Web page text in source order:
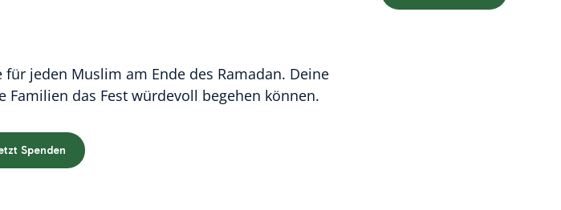
jeden Muslim am Ende des Ramadan. Deine
das Fest würdevoll begehen können.
Spenden